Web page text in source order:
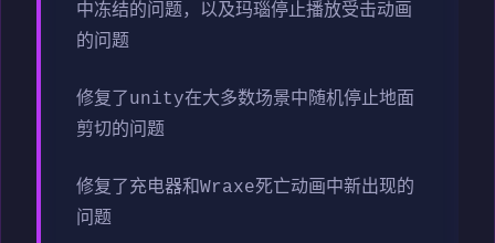
中冻结的问题，以及玛瑙停止播放受击动画
的问题
修复了unity在大多数场景中随机停止地面
剪切的问题
修复了充电器和Wraxe死亡动画中新出现的
问题